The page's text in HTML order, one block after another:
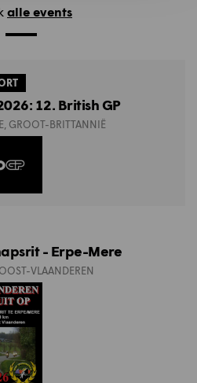
alle events
12. British GP
GROOT-BRITTANNIË
- Erpe-Mere
VLAANDEREN